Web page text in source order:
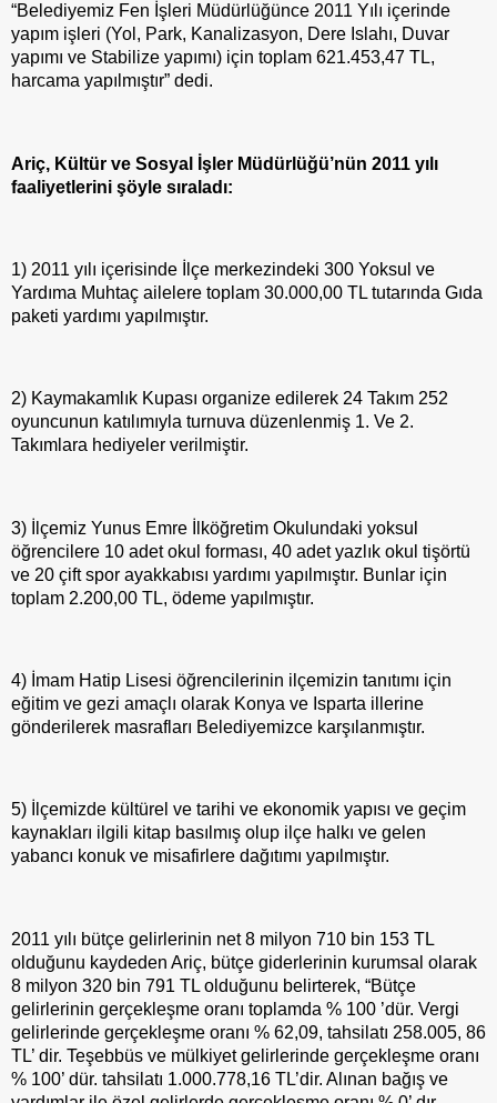
“Belediyemiz Fen İşleri Müdürlüğünce 2011 Yılı içerinde
yapım işleri (Yol, Park, Kanalizasyon, Dere Islahı, Duvar
yapımı ve Stabilize yapımı) için toplam 621.453,47 TL,
harcama yapılmıştır” dedi.
Ariç, Kültür ve Sosyal İşler Müdürlüğü’nün 2011 yılı
faaliyetlerini şöyle sıraladı:
1) 2011 yılı içerisinde İlçe merkezindeki 300 Yoksul ve
Yardıma Muhtaç ailelere toplam 30.000,00 TL tutarında Gıda
paketi yardımı yapılmıştır.
2) Kaymakamlık Kupası organize edilerek 24 Takım 252
oyuncunun katılımıyla turnuva düzenlenmiş 1. Ve 2.
Takımlara hediyeler verilmiştir.
3) İlçemiz Yunus Emre İlköğretim Okulundaki yoksul
öğrencilere 10 adet okul forması, 40 adet yazlık okul tişörtü
ve 20 çift spor ayakkabısı yardımı yapılmıştır. Bunlar için
toplam 2.200,00 TL, ödeme yapılmıştır.
4) İmam Hatip Lisesi öğrencilerinin ilçemizin tanıtımı için
eğitim ve gezi amaçlı olarak Konya ve Isparta illerine
gönderilerek masrafları Belediyemizce karşılanmıştır.
5) İlçemizde kültürel ve tarihi ve ekonomik yapısı ve geçim
kaynakları ilgili kitap basılmış olup ilçe halkı ve gelen
yabancı konuk ve misafirlere dağıtımı yapılmıştır.
2011 yılı bütçe gelirlerinin net 8 milyon 710 bin 153 TL
olduğunu kaydeden Ariç, bütçe giderlerinin kurumsal olarak
8 milyon 320 bin 791 TL olduğunu belirterek, “Bütçe
gelirlerinin gerçekleşme oranı toplamda % 100 ’dür. Vergi
gelirlerinde gerçekleşme oranı % 62,09, tahsilatı 258.005, 86
TL’ dir. Teşebbüs ve mülkiyet gelirlerinde gerçekleşme oranı
% 100’ dür. tahsilatı 1.000.778,16 TL’dir. Alınan bağış ve